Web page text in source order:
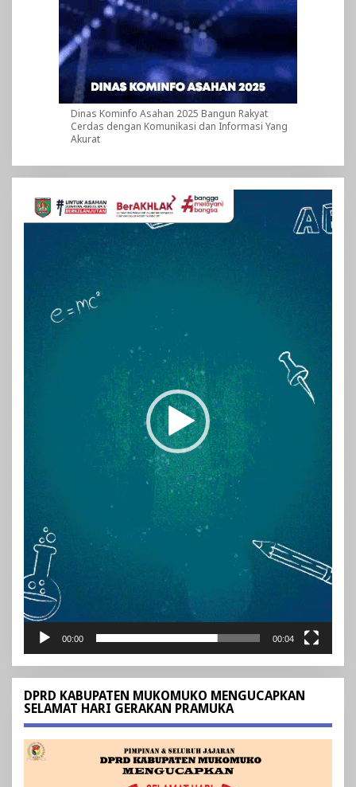
Dinas Kominfo Asahan 2025 Bangun Rakyat
Cerdas dengan Komunikasi dan Informasi Yang
Akurat
Pemutar
Video
00:00 00:04
DPRD KABUPATEN MUKOMUKO MENGUCAPKAN
SELAMAT HARI GERAKAN PRAMUKA